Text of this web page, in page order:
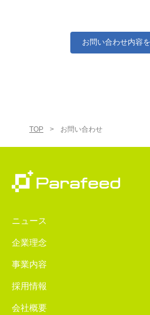
TOP > お問い合わせ
ニュース
企業理念
事業内容
採用情報
会社概要